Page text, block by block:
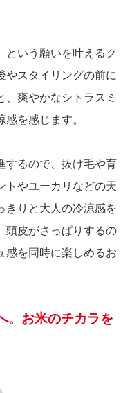
いう願いを叶えるク
やスタイリングの前に
、爽やかなシトラスミ
を感じます。
するので、抜け毛や育
トやユーカリなどの天
きりと大人の冷涼感を
頭皮がさっぱりするの
感を同時に楽しめるお
。お米のチカラを